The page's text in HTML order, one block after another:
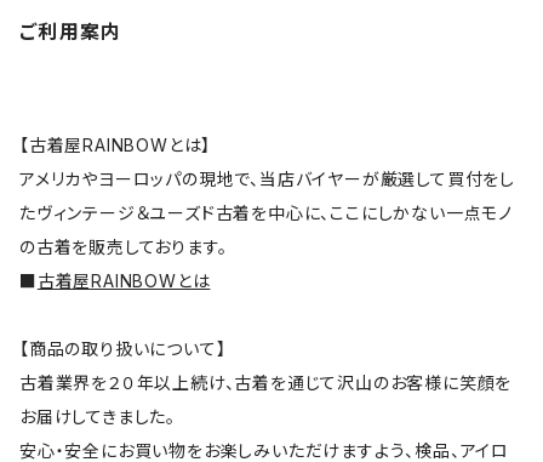
ご利用案内
【古着屋RAINBOWとは】
アメリカやヨーロッパの現地で、当店バイヤーが厳選して買付をし
たヴィンテージ＆ユーズド古着を中心に、ここにしかない一点モノ
の古着を販売しております。
■古着屋RAINBOWとは
【商品の取り扱いについて】
古着業界を２０年以上続け、古着を通じて沢山のお客様に笑顔を
お届けしてきました。
安心・安全にお買い物をお楽しみいただけますよう、検品、アイロ